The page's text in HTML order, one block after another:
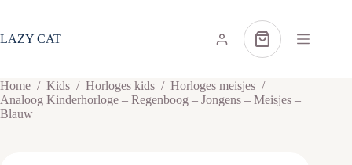
de
LAZY CAT Winkelwagen
Home / Kids / Horloges kids / Horloges meisjes /
Analoog Kinderhorloge – Regenboog – Jongens – Meisjes –
Blauw